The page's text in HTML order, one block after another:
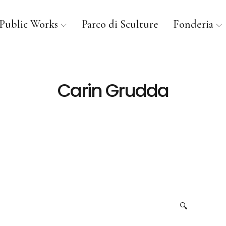
Works Parco di Sculture Fonderia
Carin Grudda
🔍